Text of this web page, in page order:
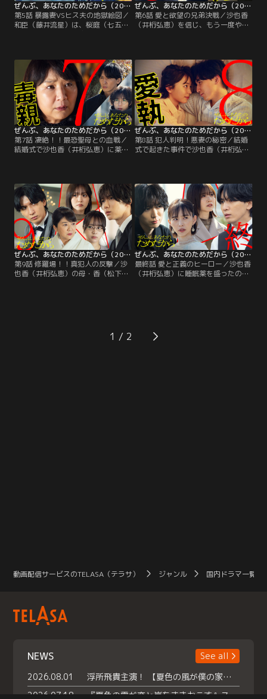
ぜんぶ、あなたのためだから（2026/02/07放送分）第05話
第5話 暴露妻VSヒス夫の地獄絵図／
和臣（藤井流星）は、桜庭（七五三
裂してしまう。その発端となったの
は、和臣の妻・沙也香（井桁弘恵）
の乱れた過去…。桜庭から「あなた
は沙也香さんを許せなかった。過去
を受け入れようともしない」と指摘
された和臣。
ぜんぶ、あなたのためだから（2026/02/14放送分）第06話
第6話 愛と欲望の兄弟決戦／沙也香
（井桁弘恵）を信じ、もう一度やり
（七五三掛龍也）は、橋本智恵（大
原優乃）と尾崎藍里（武田玲奈）が
沙也香と会っている動画を見せる。
そこに映っていたのは、「和臣に迫
られキスされそうになった」と嘘の
報告をし…。
ぜんぶ、あなたのためだから（2026/02/21放送分）第07話
第7話 凄絶！！最恐聖母との血戦／
結婚式で沙也香（井桁弘恵）に薬を
桜庭（七五三掛龍也）は香の尾行を
開始。香が病院に通い、「ある薬」
を処方されていたことを知り、ます
ます疑いを強めたふたり…。
ぜんぶ、あなたのためだから（2026/02/28放送分）第08話
第8話 犯人判明！悪妻の秘密／結婚
式で起きた事件で沙也香（井桁弘
犯人捜しは終結。夫婦は幸せで平穏
な生活を取り戻した…はずだった。
一方桜庭（七五三掛龍也）は、ネコ
仲間の米村（ふせえり）から沙也香
の過去について信じられない真実を
聞かされてしまう。
ぜんぶ、あなたのためだから（2026/03/07放送分）第09話
第9話 修羅場！！真犯人の反撃／沙
也香（井桁弘恵）の母・香（松下由
物かもしれない」と進言し…？義母
と親友たちに囲まれた披露宴で、つ
ぜんぶ、あなたのためだから（2026/03/14放送分）第10話（最終話）
最終話 愛と正義のヒーロー／沙也香
（井桁弘恵）に睡眠薬を盛ったの
は、中学時代の親友・上野帆花（な
ま外の広場へ！
1
動画配信サービスのTELASA（テラサ） ジャンル 国内ドラマ一覧（
NEWS
See all
2026.08.01
浮所飛貴主演！ 【夏色の風が僕の家にやってきた】 本日よりテラサで独占配信スタート！
2026.07.18
『夏色の雲が恋と嵐をまきおこす』スペシャルメイキング 【Part1】2026年７月18日（土）23時30分～配信スタート！話題のシーンの裏側を大公開！豪華キャスト大集合！ 『武宮家 真夏の家族会議』開催！